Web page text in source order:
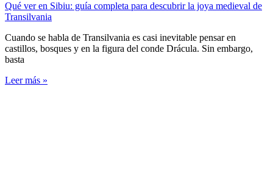
Qué ver en Sibiu: guía completa para descubrir la joya medieval de
Transilvania
Cuando se habla de Transilvania es casi inevitable pensar en
castillos, bosques y en la figura del conde Drácula. Sin embargo,
basta
Leer más »